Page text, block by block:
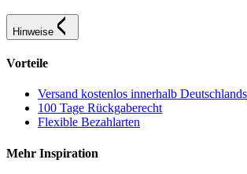
Hinweise
Vorteile
Versand kostenlos innerhalb Deutschlands
100 Tage Rückgaberecht
Flexible Bezahlarten
Mehr Inspiration